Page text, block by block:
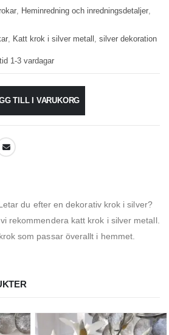
Heminredning och inredningsdetaljer
, Katt krok i silver metall , silver dekoration
1-3 vardagar
TILL I VARUKORG
du efter en dekorativ krok i silver?
rekommendera katt krok i silver metall.
som passar överallt i hemmet.